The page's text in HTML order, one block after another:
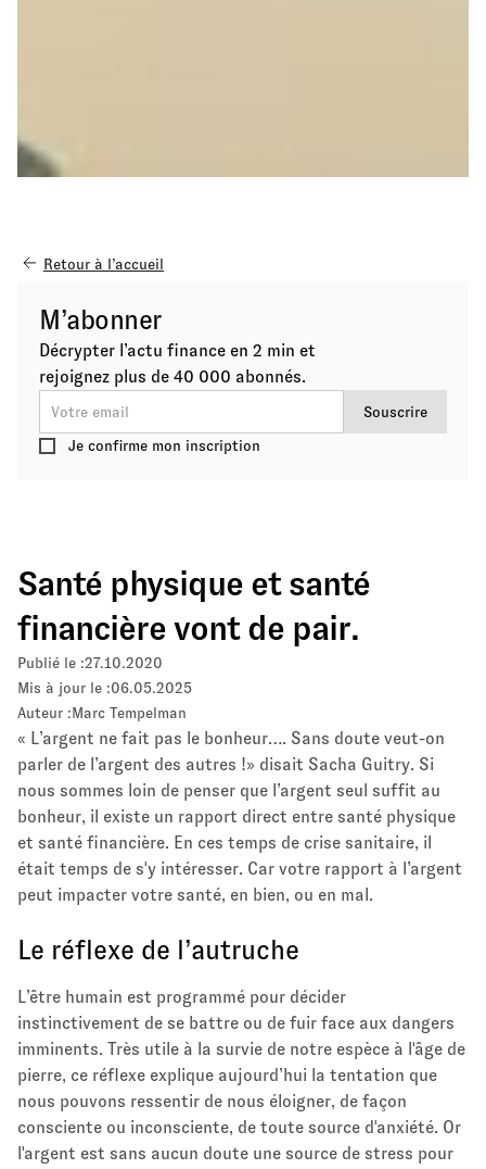
Retour à l’accueil
M’abonner
Décrypter l’actu finance en 2 min et
rejoignez plus de 40 000 abonnés.
Je confirme mon inscription
Santé physique et santé
financière vont de pair.
Publié le :27.10.2020
Mis à jour le :06.05.2025
Auteur :Marc Tempelman
« L’argent ne fait pas le bonheur…. Sans doute veut-on
parler de l’argent des autres !» disait Sacha Guitry. Si
nous sommes loin de penser que l’argent seul suffit au
bonheur, il existe un rapport direct entre santé physique
et santé financière. En ces temps de crise sanitaire, il
était temps de s'y intéresser. Car votre rapport à l’argent
peut impacter votre santé, en bien, ou en mal.
Le réflexe de l’autruche
L’être humain est programmé pour décider
instinctivement de se battre ou de fuir face aux dangers
imminents. Très utile à la survie de notre espèce à l'âge de
pierre, ce réflexe explique aujourd’hui la tentation que
nous pouvons ressentir de nous éloigner, de façon
consciente ou inconsciente, de toute source d'anxiété. Or
l'argent est sans aucun doute une source de stress pour